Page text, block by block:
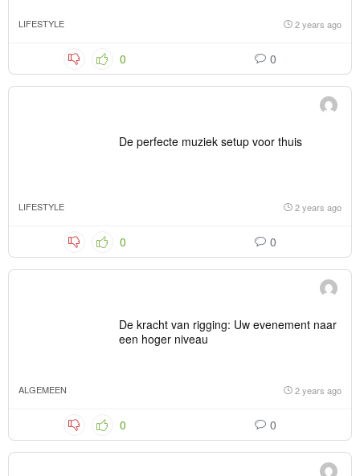
LIFESTYLE 2 years ago
0 0
De perfecte muziek setup voor thuis
LIFESTYLE 2 years ago
0 0
De kracht van rigging: Uw evenement naar
een hoger niveau
ALGEMEEN 2 years ago
0 0